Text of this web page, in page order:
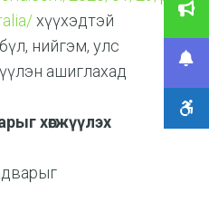
хүүхэдтэй
нийгэм, улс
ашиглахад
хөгжүүлэх